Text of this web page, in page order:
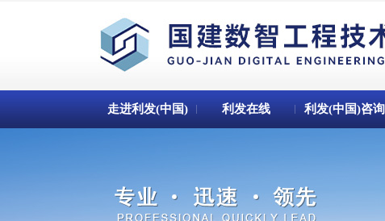
走进利发(中国) 利发在线 利发(中国)咨询